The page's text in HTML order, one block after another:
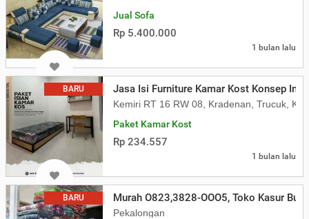
Jual Sofa
Rp 5.400.000
1 bulan lalu
BARU Jasa Isi Furniture Kamar Kost Konsep
Kemiri RT 16 RW 08, Kradenan, Trucuk,
Paket Kamar Kost
Rp 234.557
1 bulan lalu
BARU Murah O823,3828-OOO5, Toko Kasur
Pekalongan